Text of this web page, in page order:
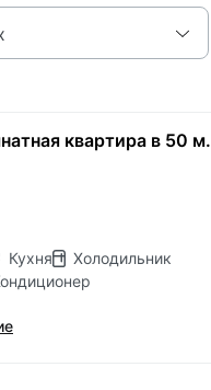
квартира в 50 м.
Кухня
Холодильник